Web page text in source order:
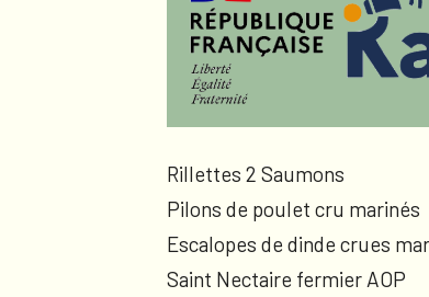
Rillettes 2 Saumons
Pilons de poulet cru marinés
Escalopes de dinde crues
Saint Nectaire fermier AOP